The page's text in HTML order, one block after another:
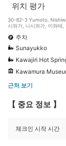
위치 평가
30-82-3 Yumoto,
시와가, 니시와가, 이와테
주차
Sunayukko
Kawajiri Hot Spring
Kawamura
근처 보기
【 중요 정보 】
체크인 시작 시간